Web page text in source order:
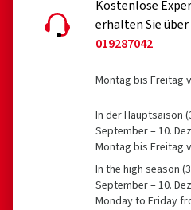
Kostenlose
erhalten Sie
019287042
Montag bis Freitag
In der Hauptsaison
September – 10.
Montag bis Freitag
In the high season
September – 10.
Monday to Friday